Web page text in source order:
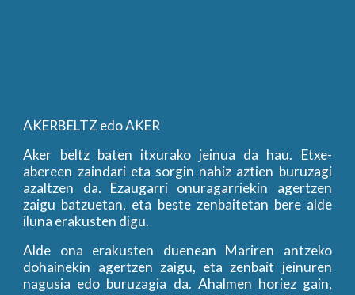
AKERBELTZ edo AKER
Aker beltz baten itxurako jeinua da hau. Etxe-
abereen zaindari eta sorgin nahiz aztien buruzagi
azaltzen da. Ezaugarri onuragarriekin agertzen
zaigu batzuetan, eta beste zenbaitetan bere alde
iluna erakusten digu.
Alde ona erakusten duenean Mariren antzeko
dohainekin agertzen zaigu, eta zenbait jeinuren
nagusia edo buruzagia da. Ahalmen horiez gain,